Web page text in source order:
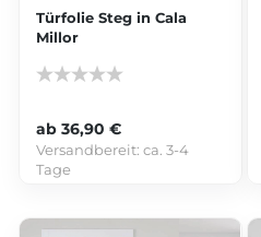
Türfolie Steg in Cala
Millor
ab 36,90 €
Versandbereit:ca. 3-4
Tage